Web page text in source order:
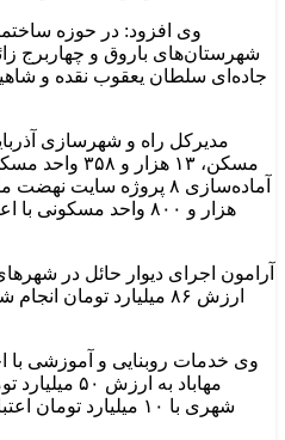
وی افزود: در حوزه
شهرستان‌های باروق و چهاربرج
جاده‌ای سلطان یعقوب نقده و
مدیرکل راه و شهرسازی
مسکن، ۱۳
آرامون اجرای دیوار حائل در
ارزش ۸۶ میلیارد تومان
شهری با ۱۰ میلیارد